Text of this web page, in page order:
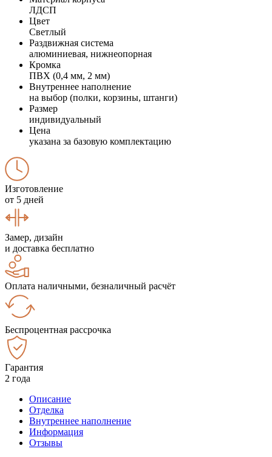
ЛДСП
Цвет
Светлый
Раздвижная система
алюминиевая, нижнеопорная
Кромка
ПВХ (0,4 мм, 2 мм)
Внутреннее наполнение
на выбор (полки, корзины, штанги)
Размер
индивидуальный
Цена
указана за базовую комплектацию
Изготовление
от 5 дней
Замер, дизайн
и доставка бесплатно
Оплата наличными, безналичный расчёт
Беспроцентная рассрочка
Гарантия
2 года
Описание
Отделка
Внутреннее наполнение
Информация
Отзывы